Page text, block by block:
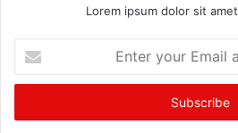
Lorem ipsum dolor sit
t
r